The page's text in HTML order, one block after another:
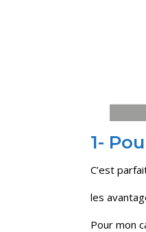
1-
C’est
les
Pour mon